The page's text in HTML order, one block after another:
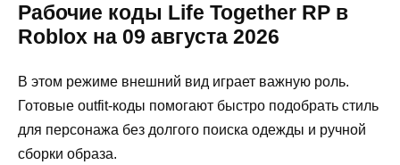
Рабочие коды Life Together RP в
Roblox на 09 августа 2026
В этом режиме внешний вид играет важную роль.
Готовые outfit-коды помогают быстро подобрать стиль
для персонажа без долгого поиска одежды и ручной
сборки образа.